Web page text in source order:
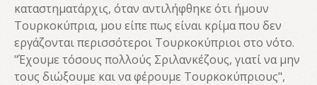
καταστηματάρχις, όταν αντιλήφθηκε ότι ήμουν
Τουρκοκύπρια, μου είπε πως είναι κρίμα που δεν
εργάζονται περισσότεροι Τουρκοκύπριοι στο νότο.
"Έχουμε τόσους πολλούς Σριλανκέζους, γιατί να μην
τους διώξουμε και να φέρουμε Τουρκοκύπριους",